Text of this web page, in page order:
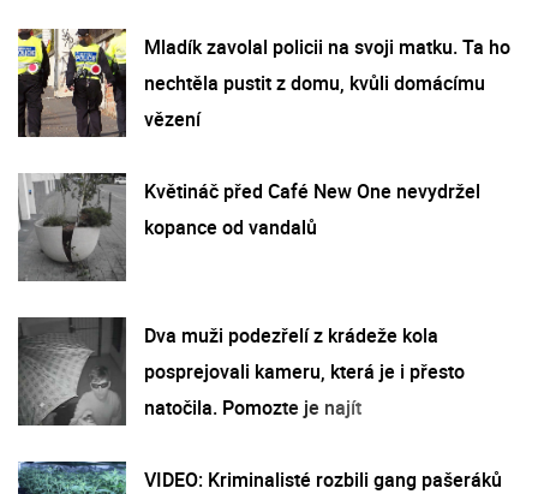
Mladík zavolal policii na svoji matku. Ta ho
nechtěla pustit z domu, kvůli domácímu
vězení
Květináč před Café New One nevydržel
kopance od vandalů
Dva muži podezřelí z krádeže kola
posprejovali kameru, která je i přesto
natočila. Pomozte je najít
VIDEO: Kriminalisté rozbili gang pašeráků